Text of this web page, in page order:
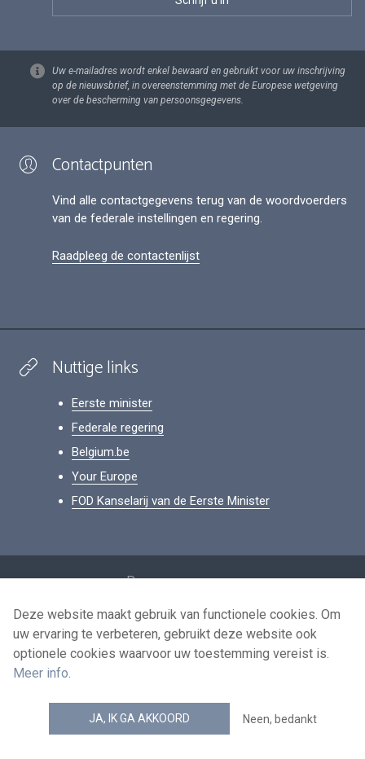
Uw e-mailadres wordt enkel bewaard en gebruikt voor uw inschrijving
op de nieuwsbrief, in overeenstemming met de Europese wetgeving
over de bescherming van persoonsgegevens.
Contactpunten
Vind alle contactgegevens terug van de woordvoerders
van de federale instellingen en regering.
Raadpleeg de contactenlijst
Nuttige links
Eerste minister
Federale regering
Belgium.be
Your Europe
FOD Kanselarij van de Eerste Minister
Persoonsgegevens
Voorwaarden voor het hergebruik
Contacteer ons
news.belgium RSS feed
© 2026 - news.belgium.be
Deze website maakt gebruik van functionele cookies. Om
uw ervaring te verbeteren, gebruikt deze website ook
optionele cookies waarvoor uw toestemming vereist is.
Meer info.
JA, IK GA AKKOORD Neen, bedankt